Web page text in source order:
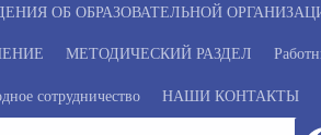
ОБ ОБРАЗОВАТЕЛЬНОЙ
МЕТОДИЧЕСКИЙ РАЗДЕЛ
сотрудничество НАШИ КОНТАКТЫ